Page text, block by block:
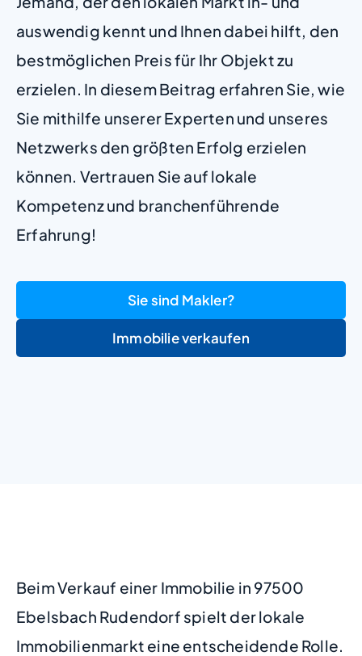
auswendig kennt und Ihnen dabei hilft, den
bestmöglichen Preis für Ihr Objekt zu
erzielen. In diesem Beitrag erfahren Sie, wie
Sie mithilfe unserer Experten und unseres
Netzwerks den größten Erfolg erzielen
können. Vertrauen Sie auf lokale
Kompetenz und branchenführende
Erfahrung!
Sie sind Makler?
Immobilie verkaufen
Beim Verkauf einer Immobilie in 97500
Ebelsbach Rudendorf spielt der lokale
Immobilienmarkt eine entscheidende Rolle.